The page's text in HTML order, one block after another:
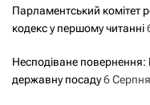
Парламентський комітет
кодекс у першому читанні
Несподіване
державну посаду6